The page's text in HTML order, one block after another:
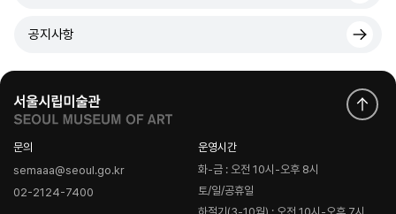
공지사항
문의
semaaa@seoul.go.kr
02-2124-7400
운영시간
화-금 : 오전 10시-오후 8시
토/일/공휴일